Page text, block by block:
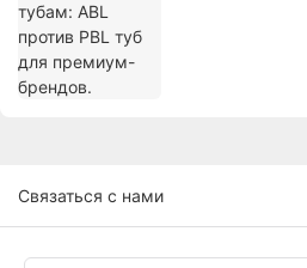
Связаться с нами